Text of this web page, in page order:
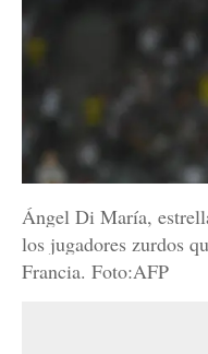
Ángel Di María,
los jugadores zurdos
Francia. Foto:AFP